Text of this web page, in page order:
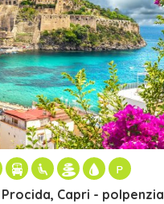
Procida, Capri - polpenzia